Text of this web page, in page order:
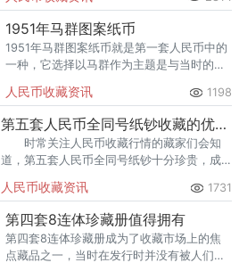
人民币价格走势之前，先来向大家简要介绍
一下第五套人民
1951年马群图案纸币
1951年马群图案纸币就是第一套人民币中的
一种，它选择以马群作为主题是与当时的时
人民币收藏资讯 1198
第五套人民币全同号纸钞收藏的优势是什么
时常关注人民币收藏行情的藏家们会知
道，第五套人民币全同号纸钞十分珍贵，成
辨识度，将头像、水印和面额尺寸扩大，让
大家一目了然。
人民币收藏资讯 1731
第四套8连体珍藏册值得拥有
第四套8连体珍藏册成为了收藏市场上的焦
点藏品之一，当时在发行时并没有被人们看